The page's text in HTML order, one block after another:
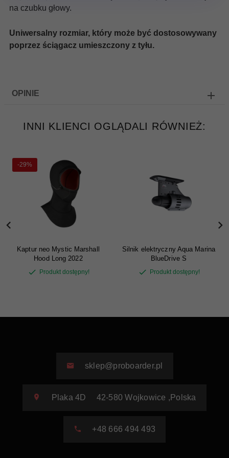
na czubku głowy.
Uniwersalny rozmiar, który może być dostosowywany
poprzez ściągacz umieszczony z tyłu.
OPINIE
INNI KLIENCI OGLĄDALI RÓWNIEŻ:
-29%
Kaptur neo Mystic Marshall
Hood Long 2022
Produkt dostępny!
Silnik elektryczny Aqua Marina
BlueDrive S
Produkt dostępny!
sklep@proboarder.pl
Plaka 4D 42-580 Wojkowice , Polska
+48 666 494 493